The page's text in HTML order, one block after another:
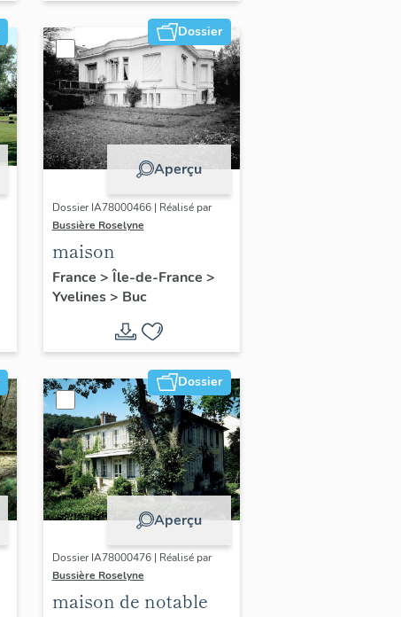
Dossier
Aperçu
Dossier IA78000466 | Réalisé par
Bussière Roselyne
maison
France > Île-de-France >
Yvelines> Buc
Dossier
Aperçu
Dossier IA78000476 | Réalisé par
Bussière Roselyne
maison de notable